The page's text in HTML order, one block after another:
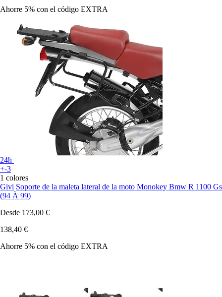
Ahorre 5% con el código EXTRA
24h
+-3
1 colores
Givi Soporte de la maleta lateral de la moto Monokey Bmw R 1100 Gs
(94 À 99)
Desde 173,00 €
138,40 €
Ahorre 5% con el código EXTRA